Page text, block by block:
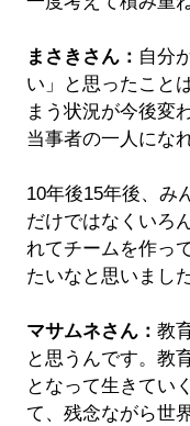
まさきさん： 自分
い」と思ったこと
まう状況が今後変
当事者の一人にな
10年後15年後、み
だけではなくいろ
れてチームを作っ
たいなと思いました
マサムネさん： 教
と思うんです。教
となって生きてい
て、残念ながら世